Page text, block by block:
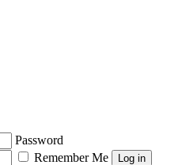
Password
Remember Me